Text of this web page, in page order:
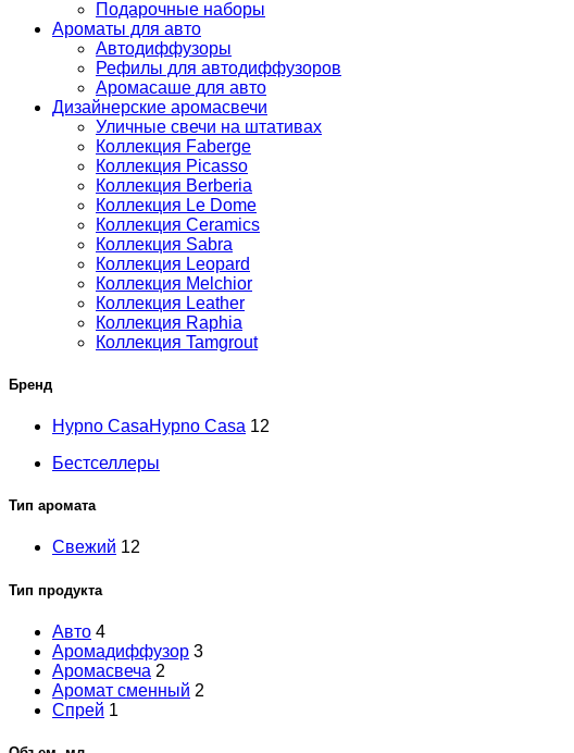
Подарочные наборы
Ароматы для авто
Автодиффузоры
Рефилы для автодиффузоров
Аромасаше для авто
Дизайнерские аромасвечи
Уличные свечи на штативах
Коллекция Faberge
Коллекция Picasso
Коллекция Berberia
Коллекция Le Dome
Коллекция Ceramics
Коллекция Sabra
Коллекция Leopard
Коллекция Melchior
Коллекция Leather
Коллекция Raphia
Коллекция Tamgrout
Бренд
Hypno CasaHypno Casa 12
Бестселлеры
Тип аромата
Свежий 12
Тип продукта
Авто 4
Аромадиффузор 3
Аромасвеча 2
Аромат сменный 2
Спрей 1